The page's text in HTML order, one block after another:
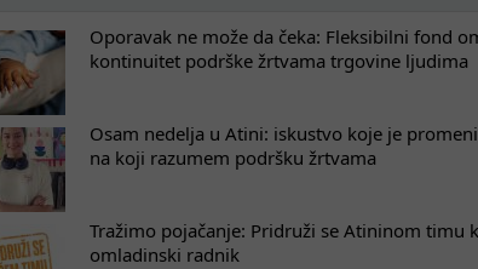
Oporavak ne može da čeka: Fleksibilni fond
kontinuitet podrške žrtvama trgovine ljudima
Osam nedelja u Atini: iskustvo koje je
na koji razumem podršku žrtvama
Tražimo pojačanje: Pridruži se Atininom timu
omladinski radnik